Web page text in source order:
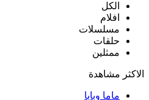
الكل
افلام
مسلسلات
حلقات
ممثلين
الاكثر مشاهدة
ماما وبابا